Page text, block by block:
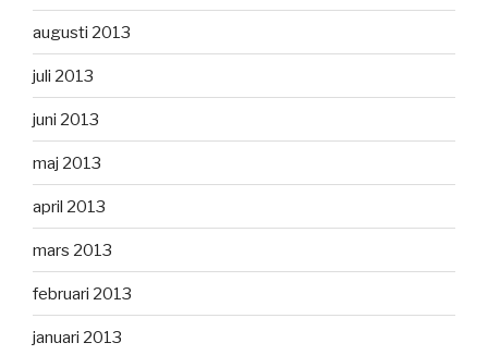
augusti 2013
juli 2013
juni 2013
maj 2013
april 2013
mars 2013
februari 2013
januari 2013